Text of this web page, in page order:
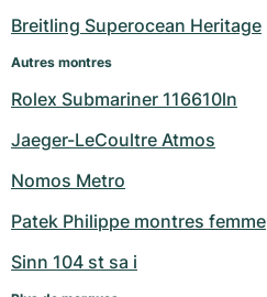
Breitling Superocean Heritage
Autres montres
Rolex Submariner 116610ln
Jaeger-LeCoultre Atmos
Nomos Metro
Patek Philippe montres femme
Sinn 104 st sa i